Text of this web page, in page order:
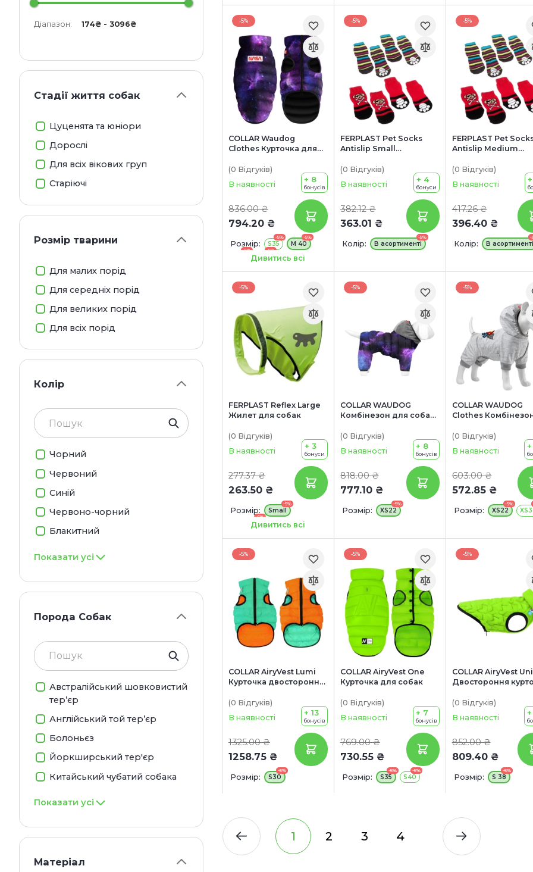
Діапазон: 174₴ - 3096₴
Стадії життя собак
Цуценята та юніори
Дорослі
Для всіх вікових груп
Старіючі
Розмір тварини
Для малих порід
Для середніх порід
Для великих порід
Для всіх порід
Колір
Чорний
Червоний
Синій
Червоно-чорний
Блакитний
Показати усі
Порода Собак
Австралійський шовковистий
тер’єр
Англійський той тер’єр
Болоньєз
Йоркширський тер'єр
Китайський чубатий собака
Показати усі
Матеріал
-5%
COLLAR Waudog
Clothes Курточка для
(0 Відгуків)
В наявності
836.00 ₴
794.20 ₴
+ 8
бонусів
Розмір:
-5%
S35
-5%
M 40
-5% -5%
S40
Дивитись всі
-5%
FERPLAST Pet Socks
Antislip Small
антиковзною
(0 Відгуків)
В наявності
382.12 ₴
363.01 ₴
+ 4
бонуси
Колір:
-5%
В асортименті
-5%
FERPLAST Pet
Antislip Medium
антиковзною
(0 Відгуків)
В наявності
417.26 ₴
396.40 ₴
Колір:
-
В асортименті
-5%
FERPLAST Reflex Large
Жилет для собак
(0 Відгуків)
В наявності
277.37 ₴
263.50 ₴
+ 3
бонуси
Розмір:
-5%
Small
-5%
MediumДивитись всі
-5%
COLLAR WAUDOG
Комбінезон для собак
(0 Відгуків)
В наявності
818.00 ₴
777.10 ₴
+ 8
бонусів
Розмір:
-5%
XS22
-5%
COLLAR WAUDOG
Clothes
правда
(0 Відгуків)
В наявності
603.00 ₴
572.85 ₴
Розмір:
-5%
XS22
-5%
COLLAR AiryVest Lumі
Курточка двостороння
(0 Відгуків)
В наявності
1325.00 ₴
1258.75 ₴
+ 13
бонусів
Розмір:
-5%
S30
-5%
COLLAR AiryVest One
Курточка для собак
(0 Відгуків)
В наявності
769.00 ₴
730.55 ₴
+ 7
бонусів
Розмір:
-5%
S35
-5%
S40
-5%
COLLAR AiryVest Uni
Двостороння
(0 Відгуків)
В наявності
852.00 ₴
809.40 ₴
Розмір:
-5%
S 38
1 2 3 4